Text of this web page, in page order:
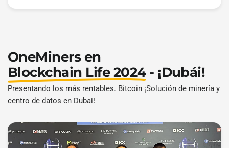
OneMiners en
Blockchain Life 2024- ¡Dubái!
Presentando los más rentables. Bitcoin ¡Solución de minería y
centro de datos en Dubai!